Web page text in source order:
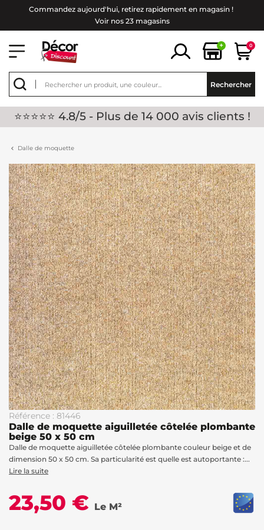
Commandez aujourd'hui, retirez rapidement en magasin !
Voir nos 23 magasins
+ 0
Rechercher
⭐⭐⭐⭐⭐ 4.8/5 - Plus de 14 000 avis clients !
Dalle de moquette
Référence : 81446
Dalle de moquette aiguilletée côtelée plombante
beige 50 x 50 cm
Dalle de moquette aiguilletée côtelée plombante couleur beige et de
dimension 50 x 50 cm. Sa particularité est quelle est autoportante :...
Lire la suite
23,50 € Le M²